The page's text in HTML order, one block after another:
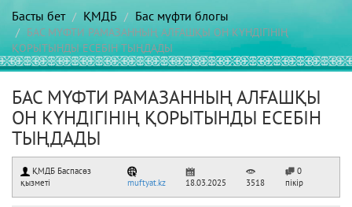
Басты бет ҚМДБ Бас мүфти блогы
БАС МҮФТИ РАМАЗАННЫҢ АЛҒАШҚЫ ОН КҮНДІГІНІҢ
ҚОРЫТЫНДЫ ЕСЕБІН ТЫҢДАДЫ
БАС МҮФТИ РАМАЗАННЫҢ АЛҒАШҚЫ
ОН КҮНДІГІНІҢ ҚОРЫТЫНДЫ ЕСЕБІН
ТЫҢДАДЫ
ҚМДБ Баспасөз
қызметі
muftyat.kz 18.03.2025 3518
0
пікір